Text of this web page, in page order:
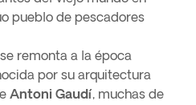
pueblo de pescadores
se remonta a la época
por su arquitectura
Antoni Gaudí, muchas de